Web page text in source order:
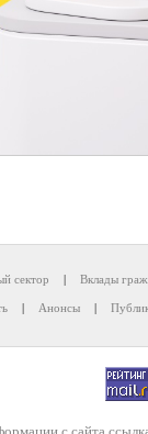
сектор | Вклады
| Анонсы |